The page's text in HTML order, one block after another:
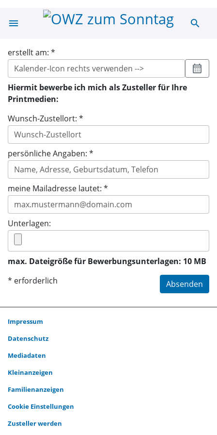
menu OWZ zum search
erstellt am: *
calendar_month
Hiermit bewerbe ich mich als Zusteller für Ihre
Printmedien:
Wunsch-Zustellort: *
persönliche Angaben: *
meine Mailadresse lautet: *
Unterlagen:
max. Dateigröße für Bewerbungsunterlagen: 10 MB
* erforderlich
Absenden
Impressum
Datenschutz
Mediadaten
Kleinanzeigen
Familienanzeigen
Cookie Einstellungen
Zusteller werden